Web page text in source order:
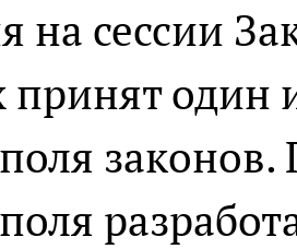
на сессии
принят один